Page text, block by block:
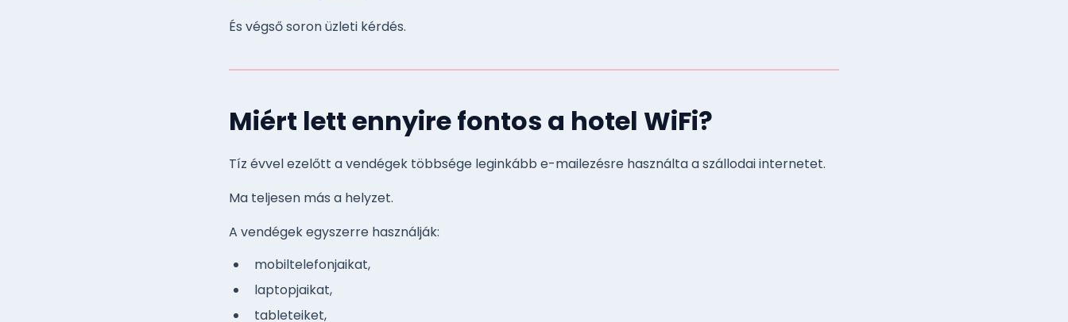
És végső soron üzleti kérdés.
Miért lett ennyire fontos a hotel WiFi?
Tíz évvel ezelőtt a vendégek többsége leginkább e-mailezésre használta a szállodai internetet.
Ma teljesen más a helyzet.
A vendégek egyszerre használják:
mobiltelefonjaikat,
laptopjaikat,
tableteiket,